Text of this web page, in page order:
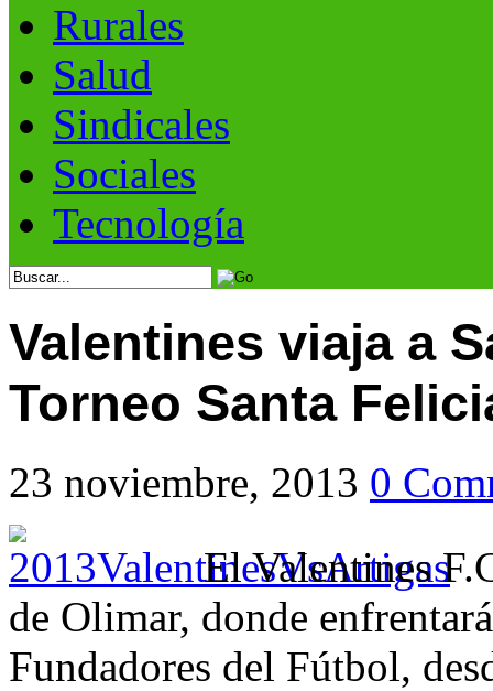
Rurales
Salud
Sindicales
Sociales
Tecnología
Valentines viaja a
Torneo Santa
23 noviembre, 2013 0
El Valentines
de Olimar, donde
Fundadores del Fútbol,